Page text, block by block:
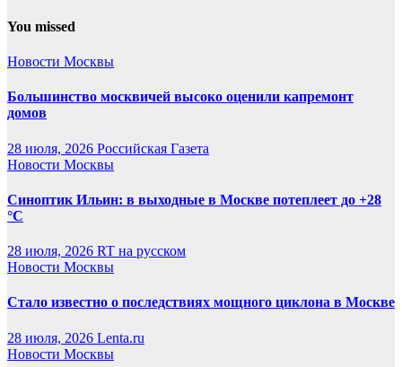
You missed
Новости Москвы
Большинство москвичей высоко оценили капремонт
домов
28 июля, 2026 Российская Газета
Новости Москвы
Синоптик Ильин: в выходные в Москве потеплеет до +28
°C
28 июля, 2026 RT на русском
Новости Москвы
Стало известно о последствиях мощного циклона в Москве
28 июля, 2026 Lenta.ru
Новости Москвы